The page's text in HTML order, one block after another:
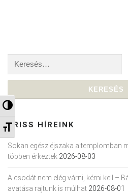
Nagy kontraszt váltása
Betűméret váltása
Keresés:
FRISS HÍREINK
Sokan egész éjszaka a templomban
többen érkeztek 2026-08-03
A csodát nem elég várni, kérni kell –
avatása rajtunk is múlhat 2026-08-01